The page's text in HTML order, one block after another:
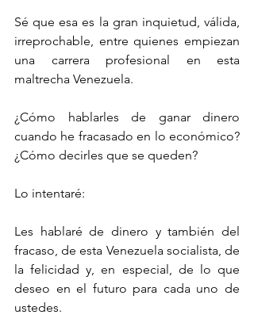
Sé que esa es la gran inquietud, válida,
irreprochable, entre quienes empiezan
una carrera profesional en esta
maltrecha Venezuela.
¿Cómo hablarles de ganar dinero
cuando he fracasado en lo económico?
¿Cómo decirles que se queden?
Lo intentaré:
Les hablaré de dinero y también del
fracaso, de esta Venezuela socialista, de
la felicidad y, en especial, de lo que
deseo en el futuro para cada uno de
ustedes.